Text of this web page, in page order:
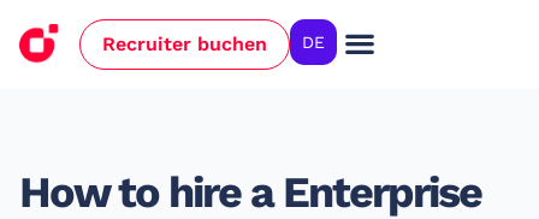
DE
Recruiter buchen
How to hire a Enterprise